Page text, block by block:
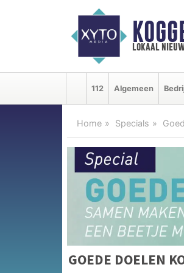
lokaal
112 Algemeen
Home Specials
GOEDE DOELEN